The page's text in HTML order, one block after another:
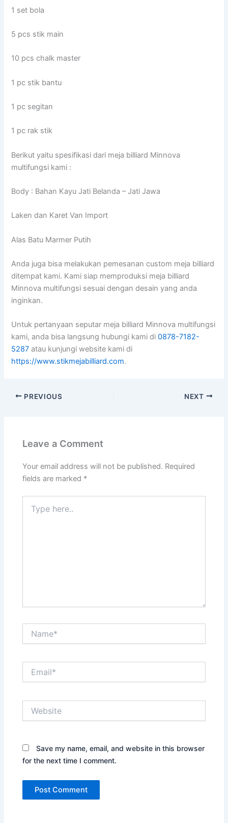
1 set bola
5 pcs stik main
10 pcs chalk master
1 pc stik bantu
1 pc segitan
1 pc rak stik
Berikut yaitu spesifikasi dari meja billiard Minnova
multifungsi kami :
Body : Bahan Kayu Jati Belanda – Jati Jawa
Laken dan Karet Van Import
Alas Batu Marmer Putih
Anda juga bisa melakukan pemesanan custom meja billiard
ditempat kami. Kami siap memproduksi meja billiard
Minnova multifungsi sesuai dengan desain yang anda
inginkan.
Untuk pertanyaan seputar meja billiard Minnova multifungsi
kami, anda bisa langsung hubungi kami di0878-7182-
5287 atau kunjungi website kami di
https://www.stikmejabilliard.com.
PREVIOUS NEXT
Leave a Comment
Your email address will not be published. Required
fields are marked *
here..
Save my name, email, and website in this browser
for the next time I comment.